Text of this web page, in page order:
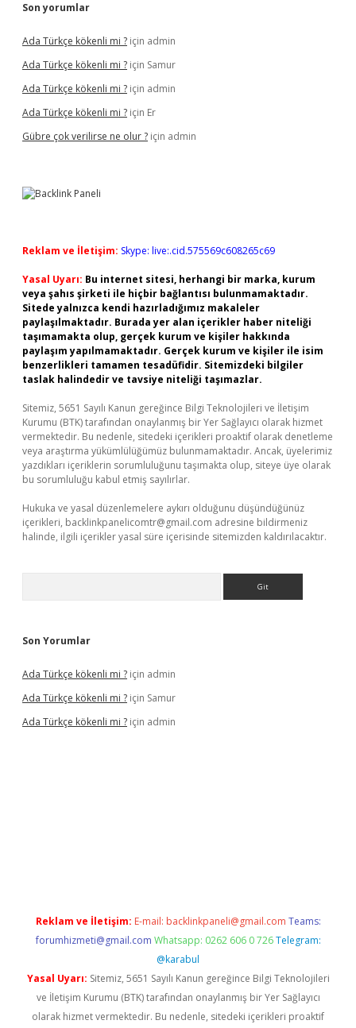
Son yorumlar
Ada Türkçe kökenli mi ? için admin
Ada Türkçe kökenli mi ? için Samur
Ada Türkçe kökenli mi ? için admin
Ada Türkçe kökenli mi ? için Er
Gübre çok verilirse ne olur ? için admin
Reklam ve İletişim: Skype: live:.cid.575569c608265c69
Yasal Uyarı: Bu internet sitesi, herhangi bir marka, kurum
veya şahıs şirketi ile hiçbir bağlantısı bulunmamaktadır.
Sitede yalnızca kendi hazırladığımız makaleler
paylaşılmaktadır. Burada yer alan içerikler haber niteliği
taşımamakta olup, gerçek kurum ve kişiler hakkında
paylaşım yapılmamaktadır. Gerçek kurum ve kişiler ile isim
benzerlikleri tamamen tesadüfidir. Sitemizdeki bilgiler
taslak halindedir ve tavsiye niteliği taşımazlar.
Sitemiz, 5651 Sayılı Kanun gereğince Bilgi Teknolojileri ve İletişim
Kurumu (BTK) tarafından onaylanmış bir Yer Sağlayıcı olarak hizmet
vermektedir. Bu nedenle, sitedeki içerikleri proaktif olarak denetleme
veya araştırma yükümlülüğümüz bulunmamaktadır. Ancak, üyelerimiz
yazdıkları içeriklerin sorumluluğunu taşımakta olup, siteye üye olarak
bu sorumluluğu kabul etmiş sayılırlar.
Hukuka ve yasal düzenlemelere aykırı olduğunu düşündüğünüz
içerikleri, backlinkpanelicomtr@gmail.com adresine bildirmeniz
halinde, ilgili içerikler yasal süre içerisinde sitemizden kaldırılacaktır.
Son Yorumlar
Ada Türkçe kökenli mi ? için admin
Ada Türkçe kökenli mi ? için Samur
Ada Türkçe kökenli mi ? için admin
Reklam ve İletişim: E-mail: backlinkpaneli@gmail.com Teams:
forumhizmeti@gmail.com Whatsapp: 0262 606 0 726 Telegram:
@karabul
Yasal Uyarı: Sitemiz, 5651 Sayılı Kanun gereğince Bilgi Teknolojileri
ve İletişim Kurumu (BTK) tarafından onaylanmış bir Yer Sağlayıcı
olarak hizmet vermektedir. Bu nedenle, sitedeki içerikleri proaktif